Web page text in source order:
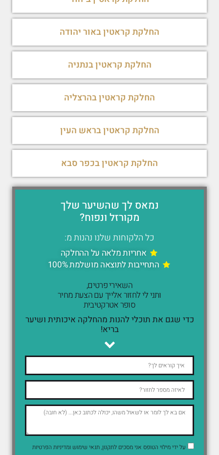
החלקת קראטין באור יהודה
החלקת קראטין בנתניה
החלקת קראטין בהרצליה
החלקת קראטין בראש העין
החלקת קראטין בכפר סבא
נמאס לך שהשיער שלך
מקורזל ונפוח?
כל הלקוחות שלנו נהנות מ:
אחריות מלאה על ההחלקה
התחייבות לתוצאה מושלמת 100%
השאירי פרטים,
ותני לי לחזור אלייך עם הצעת מחיר
סופר אטרקטיבית
כדי שגם את תוכלי להנות מהחלקה איכותית ושיער
בריא!
על ידי מילוי הטופס אני מסכים לתקנון, תנאי שימוש ומדיניות הפרטיות